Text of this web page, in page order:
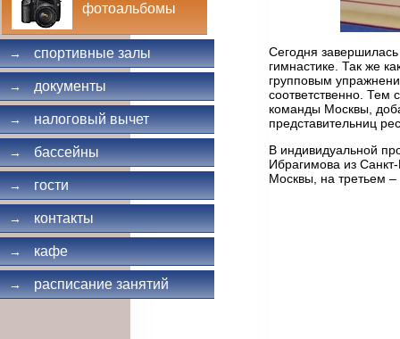
фотоальбомы
→ спортивные залы
→ документы
→ налоговый вычет
→ бассейны
→ гости
→ контакты
→ кафе
→ расписание занятий
Сегодня
гимнастике. Так же
групповым
соответственно. Тем
команды Москвы,
представительниц
В индивидуальной
Ибрагимова из
Москвы, на третьем –